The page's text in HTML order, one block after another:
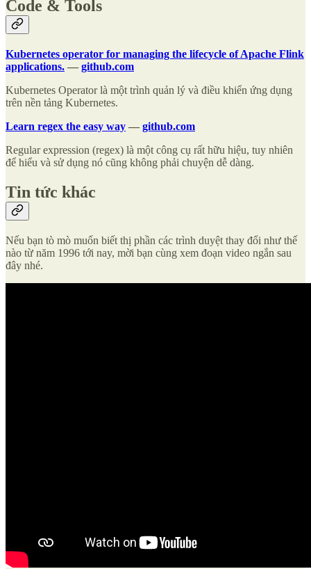
Code & Tools
Kubernetes operator for managing the lifecycle of Apache Flink
applications. — github.com
Kubernetes Operator là một trình quản lý và điều khiển ứng dụng
trên nền tảng Kubernetes.
Learn regex the easy way — github.com
Regular expression (regex) là một công cụ rất hữu hiệu, tuy nhiên
để hiểu và sử dụng nó cũng không phải chuyện dễ dàng.
Tin tức khác
Nếu bạn tò mò muốn biết thị phần các trình duyệt thay đổi như thế
nào từ năm 1996 tới nay, mời bạn cùng xem đoạn video ngắn sau
đây nhé.